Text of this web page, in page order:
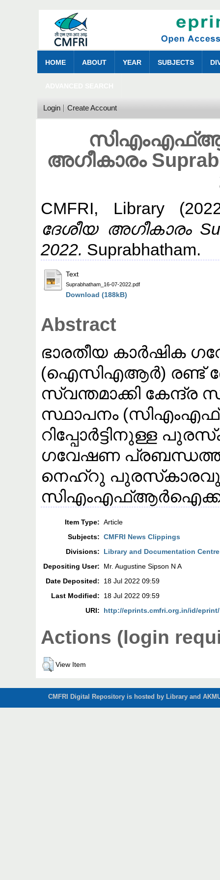
HOME ABOUT YEAR SUBJECTS
Login Create Account
അഗീകാരം
CMFRI, Library
ദേശീയ അഗീകാരം
2022. Suprabhatham.
Text
Suprabhatham_16-07-2022.pdf
Download (188kB)
Abstract
ഭാരതീയ കാർഷിക
(ഐസിഎആർ) രണ്ട്
സ്വന്തമാക്കി
സ്ഥാപനം
റിപ്പോർട്ടിനുള്ള
ഗവേഷണ
നെഹ്റു
സിഎംഎഫ്ആർഐക്ക്
Item Type: Article
Subjects: CMFRI News Clippings
Divisions:
Library and Documentation Centre
Depositing User:
Mr. Augustine Sipson N A
Date Deposited:
18 Jul 2022 09:59
Last Modified:
18 Jul 2022 09:59
URI:
http://eprints.cmfri.org.in/id/eprint/
Actions (login
View Item
CMFRI Digital Repository is hosted by Library and